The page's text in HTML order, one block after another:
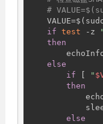
#
if test -z "
then
else
if
"
then
else